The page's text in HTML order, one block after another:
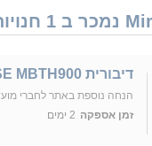
דיבורית MIRACASE MBTH900 בצבע לבן
הנחה נוספת באתר לחברי
זמן אספקה 2 ימים